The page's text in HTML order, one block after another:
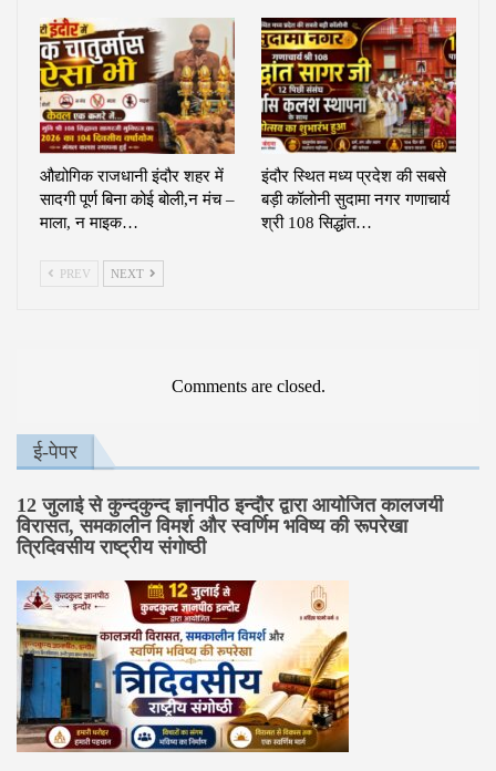
औद्योगिक राजधानी इंदौर शहर में
सादगी पूर्ण बिना कोई बोली,न मंच –
माला, न माइक…
इंदौर स्थित मध्य प्रदेश की सबसे
बड़ी कॉलोनी सुदामा नगर गणाचार्य
श्री 108 सिद्धांत…
PREV NEXT
Comments are closed.
ई-पेपर
12 जुलाई से कुन्दकुन्द ज्ञानपीठ इन्दौर द्वारा आयोजित कालजयी
विरासत, समकालीन विमर्श और स्वर्णिम भविष्य की रूपरेखा
त्रिदिवसीय राष्ट्रीय संगोष्ठी